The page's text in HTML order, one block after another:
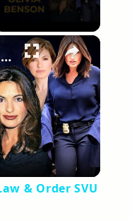
×
Mariska Hargitay: From Law & Order SVU To Real-Life Hero
& Order SVU